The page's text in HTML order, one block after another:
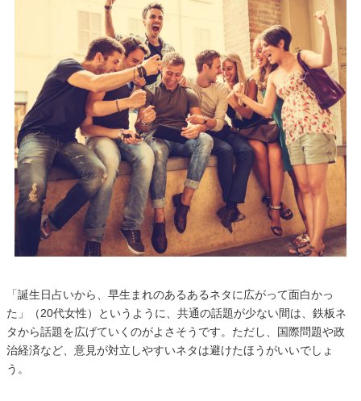
「誕生日占いから、早生まれのあるあるネタに広がって面白かっ
た」（20代女性）というように、共通の話題が少ない間は、鉄板ネ
タから話題を広げていくのがよさそうです。ただし、国際問題や政
治経済など、意見が対立しやすいネタは避けたほうがいいでしょ
う。